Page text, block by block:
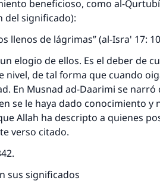
beneficioso, como al-
del significado):
llenos de lágrimas” (al-Isra' 17:
elogio de ellos. Es el deber de
de tal forma que cuando
En Musnad ad-Daarimi se narró
se le haya dado conocimiento y
Allah ha descripto a quienes
verso citado.
sus significados